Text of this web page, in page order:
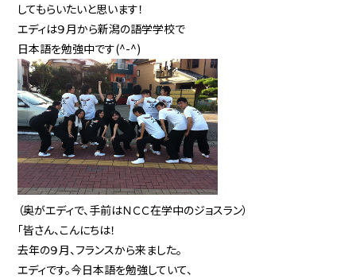
してもらいたいと思います！
エディは９月から新潟の語学学校で
日本語を勉強中です(^-^)
（奥がエディで、手前はＮＣＣ在学中のジョスラン）
「皆さん、こんにちは！
去年の９月、フランスから来ました。
エディです。今日本語を勉強していて、